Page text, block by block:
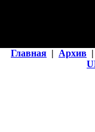
Главная | Архив |